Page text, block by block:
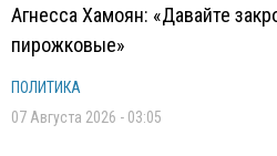
Агнесса Хамоян: «Давайте
пирожковые»
ПОЛИТИКА
07 Августа 2026 - 03:05